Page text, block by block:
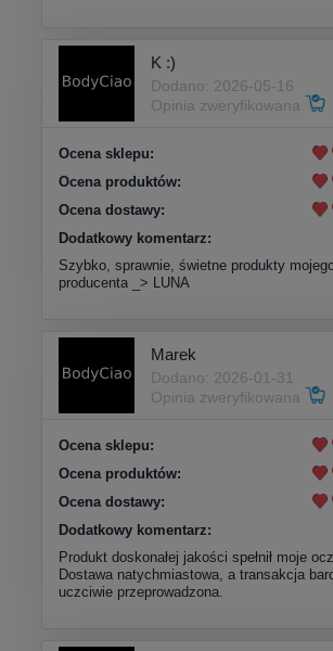
K :)
Dodano: 2026-05-16
Opinia zweryfikowana
Ocena sklepu:
Ocena produktów:
Ocena dostawy:
Dodatkowy komentarz:
Szybko, sprawnie, świetne produkty
producenta _> LUNA
Marek
Dodano: 2026-01-31
Opinia zweryfikowana
Ocena sklepu:
Ocena produktów:
Ocena dostawy:
Dodatkowy komentarz:
Produkt doskonałej jakości spełnił moje
Dostawa natychmiastowa, a transakcja
uczciwie przeprowadzona.